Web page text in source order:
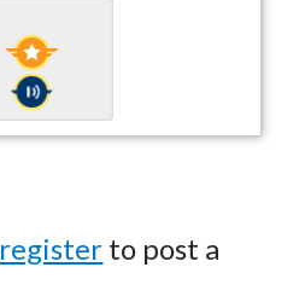
register to post a